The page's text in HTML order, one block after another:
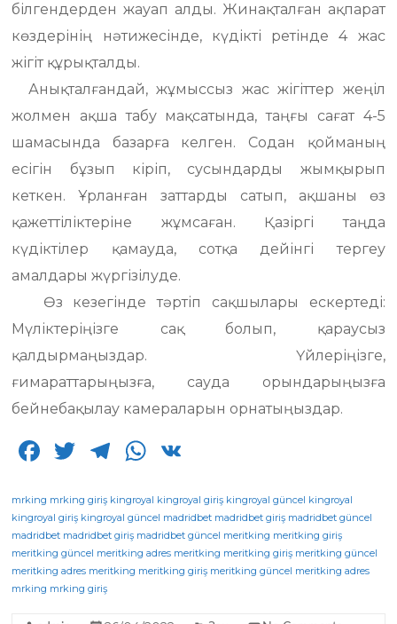
білгендерден жауап алды. Жинақталған ақпарат
көздерінің нәтижесінде, күдікті ретінде 4 жас
жігіт құрықталды.
Анықталғандай, жұмыссыз жас жігіттер жеңіл
жолмен ақша табу мақсатында, таңғы сағат 4-5
шамасында базарға келген. Содан қойманың
есігін бұзып кіріп, сусындарды жымқырып
кеткен. Ұрланған заттарды сатып, ақшаны өз
қажеттіліктеріне жұмсаған. Қазіргі таңда
күдіктілер қамауда, сотқа дейінгі тергеу
амалдары жүргізілуде.
Өз кезегінде тәртіп сақшылары ескертеді:
Мүліктеріңізге сақ болып, қараусыз
қалдырмаңыздар. Үйлеріңізге,
ғимараттарыңызға, сауда орындарыңызға
бейнебақылау камераларын орнатыңыздар.
F
c
e
b
o
T
it
te
r
T
e
g
ra
W
a
ts
A
mrking mrking giriş kingroyal kingroyal giriş kingroyal güncel kingroyal
kingroyal giriş kingroyal güncel madridbet madridbet giriş madridbet güncel
madridbet madridbet giriş madridbet güncel meritking meritking giriş
meritking güncel meritking adres meritking meritking giriş meritking güncel
meritking adres meritking meritking giriş meritking güncel meritking adres
mrking mrking giriş